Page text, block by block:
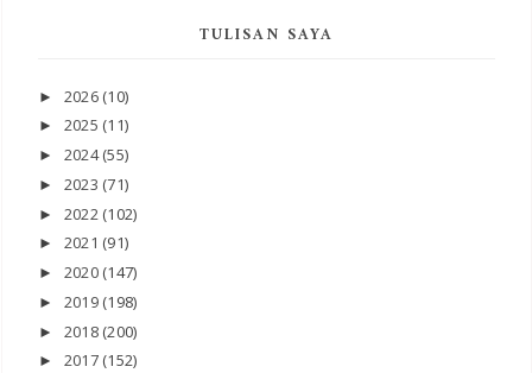
TULISAN SAYA
► 2026 (10)
► 2025 (11)
► 2024(55)
► 2023 (71)
► 2022 (102)
► 2021 (91)
► 2020 (147)
► 2019 (198)
► 2018 (200)
► 2017 (152)